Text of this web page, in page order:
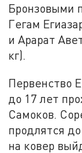
Бронзовыми
Гегам
и Арарат
кг).
Первенство
до 17 лет
Самоков.
продлятся
на ковер